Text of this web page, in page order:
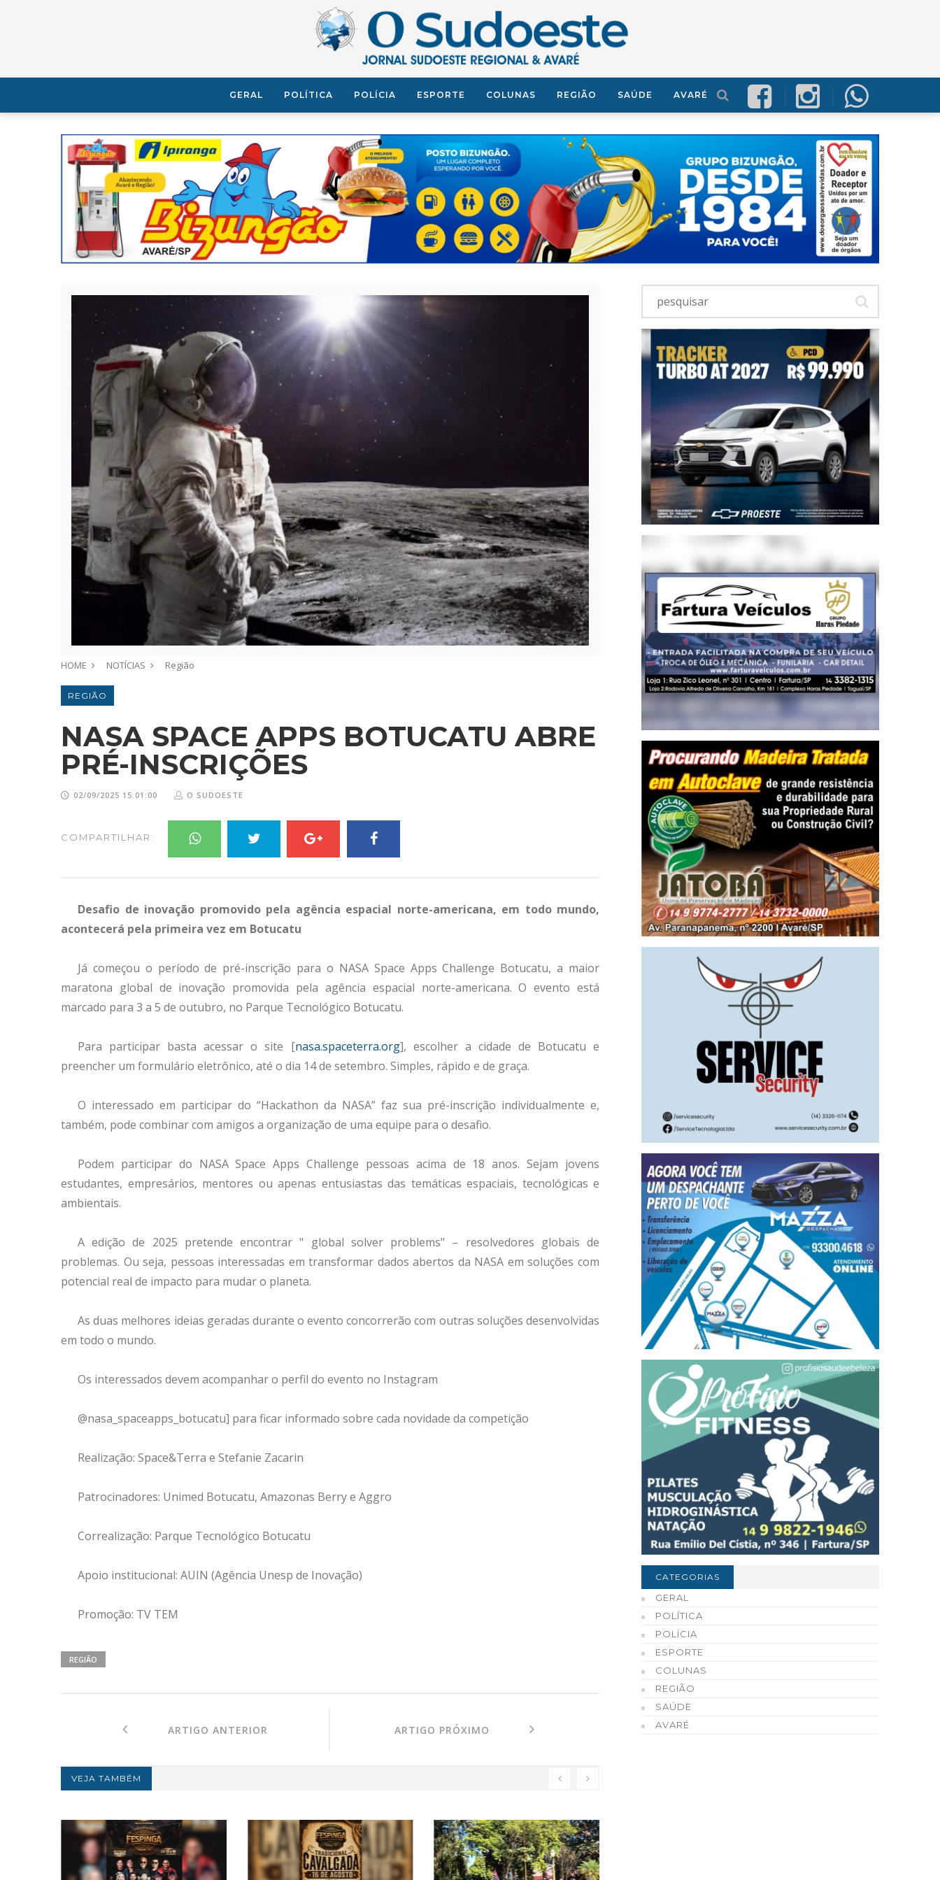
GERAL POLÍTICA POLÍCIA ESPORTE COLUNAS REGIÃO SAÚDE AVARÉ
HOME NOTÍCIAS Região
REGIÃO
NASA SPACE APPS BOTUCATU ABRE
PRÉ-INSCRIÇÕES
02/09/2025 15:01:00 O SUDOESTE
COMPARTILHAR:
Desafio de inovação promovido pela agência espacial norte-americana, em todo mundo,
acontecerá pela primeira vez em Botucatu
Já começou o período de pré-inscrição para o NASA Space Apps Challenge Botucatu, a maior
maratona global de inovação promovida pela agência espacial norte-americana. O evento está
marcado para 3 a 5 de outubro, no Parque Tecnológico Botucatu.
Para participar basta acessar o site [nasa.spaceterra.org], escolher a cidade de Botucatu e
preencher um formulário eletrônico, até o dia 14 de setembro. Simples, rápido e de graça.
O interessado em participar do “Hackathon da NASA” faz sua pré-inscrição individualmente e,
também, pode combinar com amigos a organização de uma equipe para o desafio.
Podem participar do NASA Space Apps Challenge pessoas acima de 18 anos. Sejam jovens
estudantes, empresários, mentores ou apenas entusiastas das temáticas espaciais, tecnológicas e
ambientais.
A edição de 2025 pretende encontrar " global solver problems" – resolvedores globais de
problemas. Ou seja, pessoas interessadas em transformar dados abertos da NASA em soluções com
potencial real de impacto para mudar o planeta.
As duas melhores ideias geradas durante o evento concorrerão com outras soluções desenvolvidas
em todo o mundo.
Os interessados devem acompanhar o perfil do evento no Instagram
@nasa_spaceapps_botucatu] para ficar informado sobre cada novidade da competição
Realização: Space&Terra e Stefanie Zacarin
Patrocinadores: Unimed Botucatu, Amazonas Berry e Aggro
Correalização: Parque Tecnológico Botucatu
Apoio institucional: AUIN (Agência Unesp de Inovação)
Promoção: TV TEM
REGIÃO
ARTIGO ANTERIOR ARTIGO PRÓXIMO
VEJA TAMBÉM
CATEGORIAS
GERAL
POLÍTICA
POLÍCIA
ESPORTE
COLUNAS
REGIÃO
SAÚDE
AVARÉ